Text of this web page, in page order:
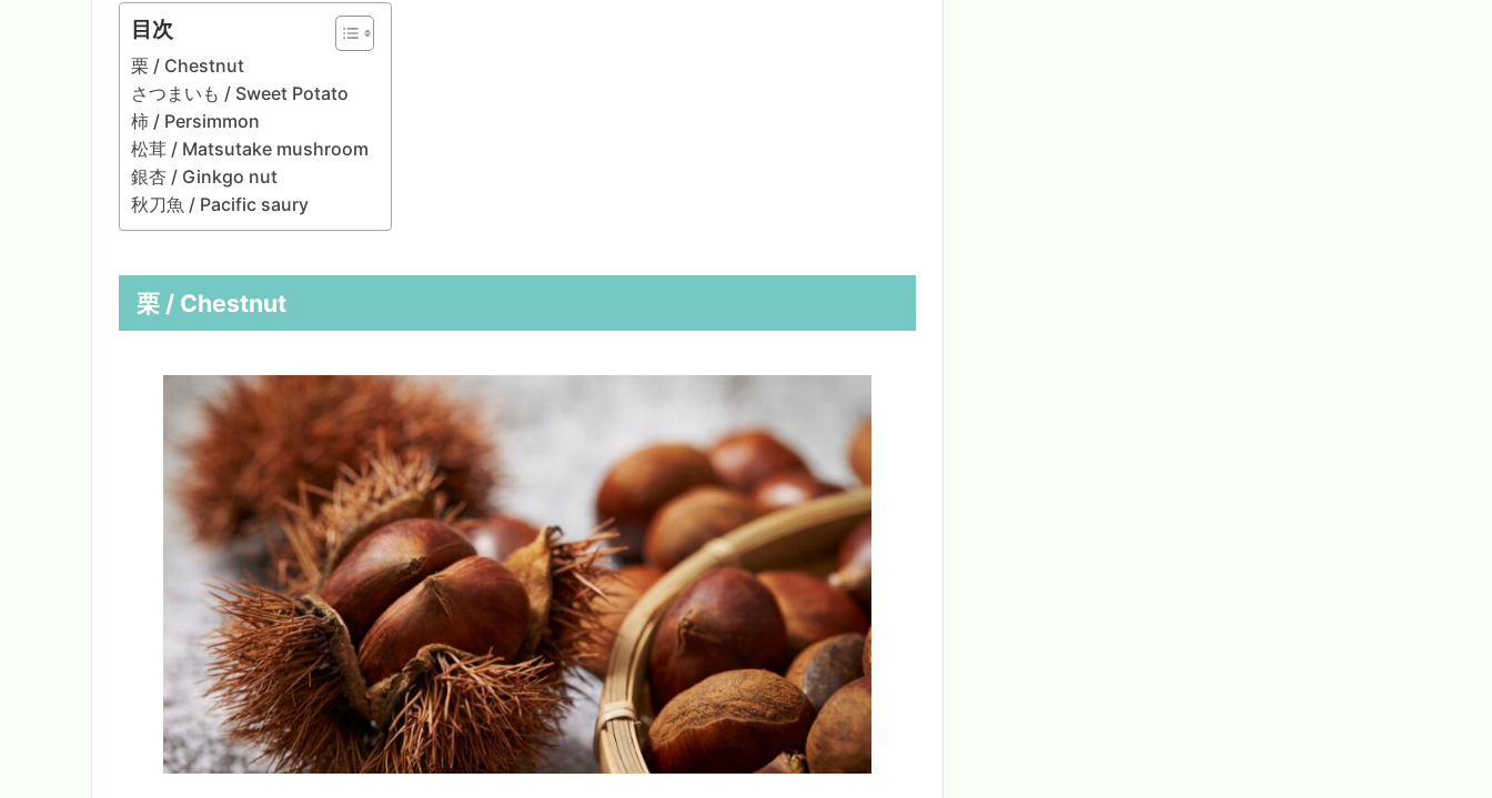
目次
栗 / Chestnut
さつまいも / Sweet Potato
柿 / Persimmon
松茸 / Matsutake mushroom
銀杏 / Ginkgo nut
秋刀魚 / Pacific saury
栗 / Chestnut